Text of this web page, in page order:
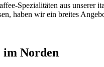
Spezialitäten aus unserer
haben wir ein breites
Norden